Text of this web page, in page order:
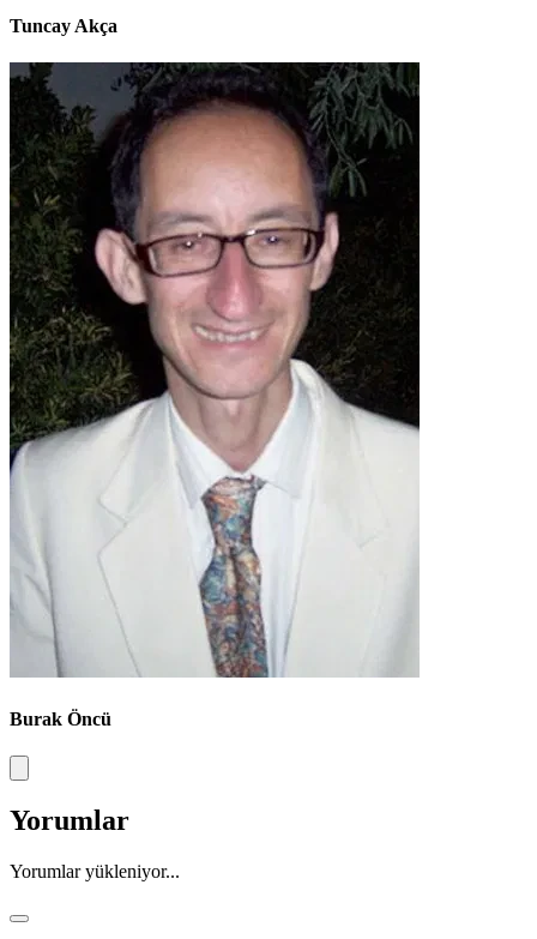
Tuncay Akça
Burak Öncü
Yorumlar
Yorumlar yükleniyor...